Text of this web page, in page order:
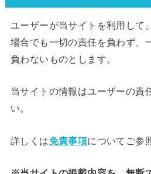
ユーザーが当サイトを利用して
場合でも一切の責任を負わず、
負わないものとします。
当サイトの情報はユーザーの責
い。
詳しくは免責事項についてご参